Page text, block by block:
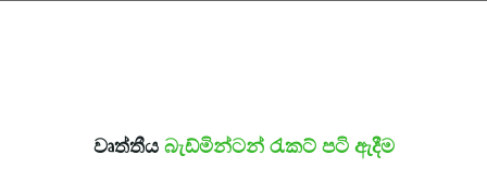
වෘත්තීය බැඩ්මින්ටන් රැකට් පටි ඇදීම